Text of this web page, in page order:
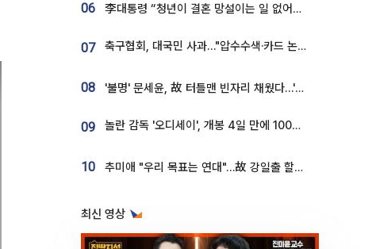
06 李대통령 “청년이 결혼 망설이는 일 없어야...제도상 불이익 조사”
07 축구협회, 대국민 사과…"압수수색·카드 논란 사죄, 강도 높은 쇄신"
08 '불명' 문세윤, 故 터틀맨 빈자리 채웠다…'거북이' 눈물의 최종 우승
09 놀란 감독 '오디세이', 개봉 4일 만에 100만 돌파⋯'왕사남' 보다 빠르다
10 추미애 "우리 목표는 연대"…故 강일출 할머니 흉상 제막
최신 영상